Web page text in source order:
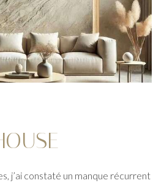
j’ai constaté un manque récurrent